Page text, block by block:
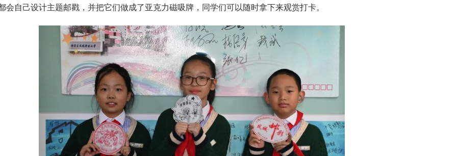
会自己设计主题邮戳，并把它们做成了亚克力磁吸牌，同学们可以随时拿下来观赏打卡。